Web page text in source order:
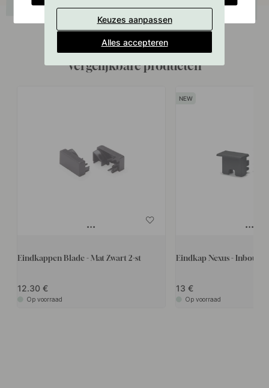
Vergelijkbare producten
Eindkappen Blade - Mat Zwart 2-st
12.30
Op voorraad
Eindkap Nexus - Inbouw -
13
Op voorraad
Keuzes aanpassen
Alles accepteren